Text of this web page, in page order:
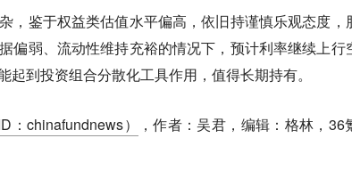
，鉴于权益类估值水平偏高，依旧持谨慎乐观态度，
偏弱、流动性维持充裕的情况下，预计利率继续上行
到投资组合分散化工具作用，值得长期持有。
：chinafundnews）
，作者：吴君，编辑：格林，36